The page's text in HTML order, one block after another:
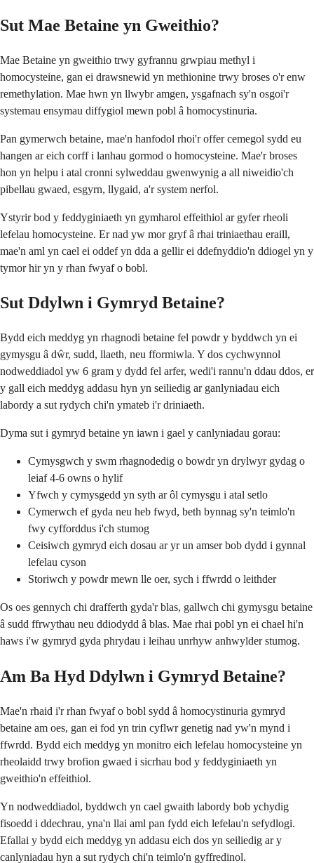
Sut Mae Betaine yn Gweithio?
Mae Betaine yn gweithio trwy gyfrannu grwpiau methyl i
homocysteine, gan ei drawsnewid yn methionine trwy broses o'r enw
remethylation. Mae hwn yn llwybr amgen, ysgafnach sy'n osgoi'r
systemau ensymau diffygiol mewn pobl â homocystinuria.
Pan gymerwch betaine, mae'n hanfodol rhoi'r offer cemegol sydd eu
hangen ar eich corff i lanhau gormod o homocysteine. Mae'r broses
hon yn helpu i atal cronni sylweddau gwenwynig a all niweidio'ch
pibellau gwaed, esgyrn, llygaid, a'r system nerfol.
Ystyrir bod y feddyginiaeth yn gymharol effeithiol ar gyfer rheoli
lefelau homocysteine. Er nad yw mor gryf â rhai triniaethau eraill,
mae'n aml yn cael ei oddef yn dda a gellir ei ddefnyddio'n ddiogel yn y
tymor hir yn y rhan fwyaf o bobl.
Sut Ddylwn i Gymryd Betaine?
Bydd eich meddyg yn rhagnodi betaine fel powdr y byddwch yn ei
gymysgu â dŵr, sudd, llaeth, neu fformiwla. Y dos cychwynnol
nodweddiadol yw 6 gram y dydd fel arfer, wedi'i rannu'n ddau ddos, er
y gall eich meddyg addasu hyn yn seiliedig ar ganlyniadau eich
labordy a sut rydych chi'n ymateb i'r driniaeth.
Dyma sut i gymryd betaine yn iawn i gael y canlyniadau gorau:
Cymysgwch y swm rhagnodedig o bowdr yn drylwyr gydag o
leiaf 4-6 owns o hylif
Yfwch y cymysgedd yn syth ar ôl cymysgu i atal setlo
Cymerwch ef gyda neu heb fwyd, beth bynnag sy'n teimlo'n
fwy cyfforddus i'ch stumog
Ceisiwch gymryd eich dosau ar yr un amser bob dydd i gynnal
lefelau cyson
Storiwch y powdr mewn lle oer, sych i ffwrdd o leithder
Os oes gennych chi drafferth gyda'r blas, gallwch chi gymysgu betaine
â sudd ffrwythau neu ddiodydd â blas. Mae rhai pobl yn ei chael hi'n
haws i'w gymryd gyda phrydau i leihau unrhyw anhwylder stumog.
Am Ba Hyd Ddylwn i Gymryd Betaine?
Mae'n rhaid i'r rhan fwyaf o bobl sydd â homocystinuria gymryd
betaine am oes, gan ei fod yn trin cyflwr genetig nad yw'n mynd i
ffwrdd. Bydd eich meddyg yn monitro eich lefelau homocysteine yn
rheolaidd trwy brofion gwaed i sicrhau bod y feddyginiaeth yn
gweithio'n effeithiol.
Yn nodweddiadol, byddwch yn cael gwaith labordy bob ychydig
fisoedd i ddechrau, yna'n llai aml pan fydd eich lefelau'n sefydlogi.
Efallai y bydd eich meddyg yn addasu eich dos yn seiliedig ar y
canlyniadau hyn a sut rydych chi'n teimlo'n gyffredinol.